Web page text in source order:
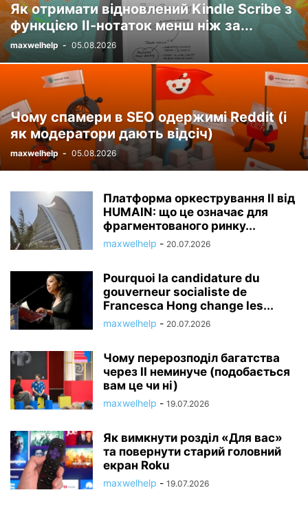
Як отримати відновлений Kindle Scribe з
функцією ІІ-нотаток менш ніж за...
maxwelhelp - 05.08.2026
Чому спамери в SEO одержимі Reddit (і
як модератори дають відсіч)
maxwelhelp - 05.08.2026
Платформа оркестрування ІІ від
HUMAIN: що це означає для
фрагментованого ринку...
maxwelhelp - 20.07.2026
Pourquoi la candidature du
gouverneur socialiste de
Francesca Hong change les...
maxwelhelp - 20.07.2026
Чому перерозподіл багатства
через ІІ неминуче (подобається
вам це чи ні)
maxwelhelp - 19.07.2026
Як вимкнути розділ «Для вас»
та повернути старий головний
екран Roku
maxwelhelp - 19.07.2026